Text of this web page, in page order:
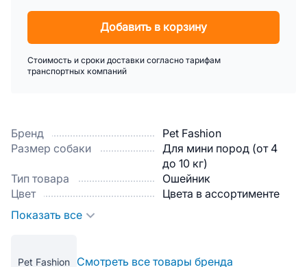
Бренд
Pet Fashion
Размер собаки
Для мини пород (от 4
до 10 кг)
Тип товара
Ошейник
Цвет
Цвета в ассортименте
Показать все
Pet Fashion Смотреть все товары бренда
Добавить в корзину
Стоимость и сроки доставки согласно тарифам
транспортных компаний